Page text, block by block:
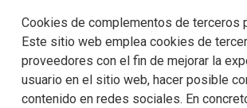
Cookies de complementos de terceros
Este sitio web emplea cookies de
proveedores con el fin de mejorar la
usuario en el sitio web, hacer posible
contenido en redes sociales. En